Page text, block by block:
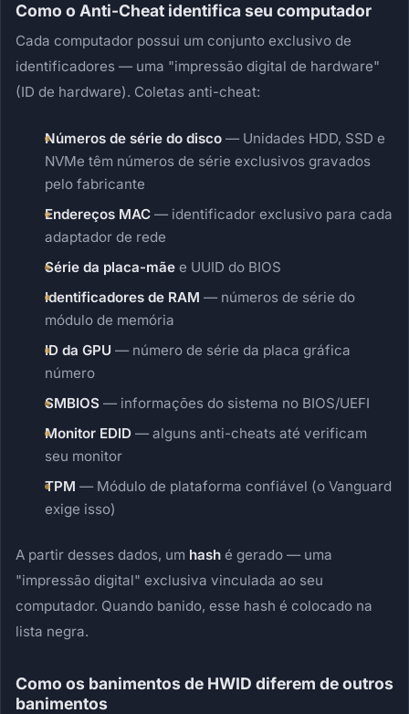
Como o Anti-Cheat identifica seu computador
Cada computador possui um conjunto exclusivo de
identificadores — uma "impressão digital de hardware"
(ID de hardware). Coletas anti-cheat:
Números de série do disco — Unidades HDD, SSD e
NVMe têm números de série exclusivos gravados
pelo fabricante
Endereços MAC — identificador exclusivo para cada
adaptador de rede
Série da placa-mãe e UUID do BIOS
Identificadores de RAM — números de série do
módulo de memória
ID da GPU — número de série da placa gráfica
número
SMBIOS — informações do sistema no BIOS/UEFI
Monitor EDID — alguns anti-cheats até verificam
seu monitor
TPM — Módulo de plataforma confiável (o Vanguard
exige isso)
A partir desses dados, um hash é gerado — uma
"impressão digital" exclusiva vinculada ao seu
computador. Quando banido, esse hash é colocado na
lista negra.
Como os banimentos de HWID diferem de outros
banimentos